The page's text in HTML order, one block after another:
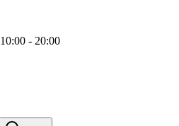
10:00 - 20:00